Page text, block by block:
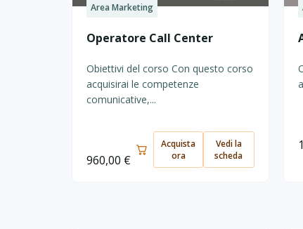
Area Marketing
Operatore Call Center
Obiettivi del corso Con questo corso
acquisirai le competenze
comunicative,...
960,00 €
Acquista
ora
Vedi la
scheda